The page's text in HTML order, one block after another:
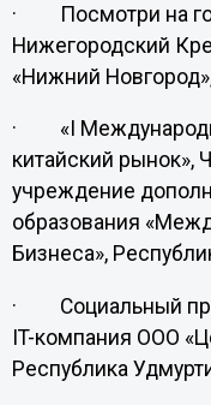
· Посмотри на
Нижегородский
«Нижний
· «I
китайский рынок»,
учреждение
образования
Бизнеса»,
· Социальный
IT-компания ООО
Республика